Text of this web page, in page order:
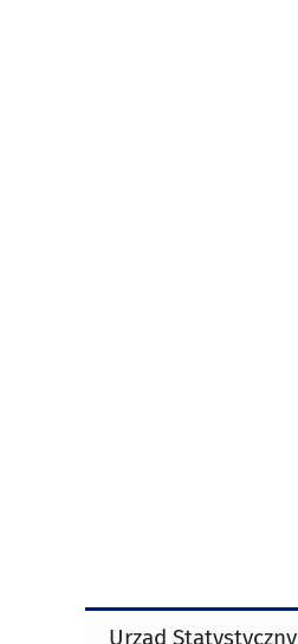
Urząd Statystyczny